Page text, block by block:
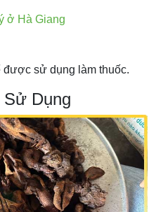
ở Hà Giang
được sử dụng làm thuốc.
Sử Dụng